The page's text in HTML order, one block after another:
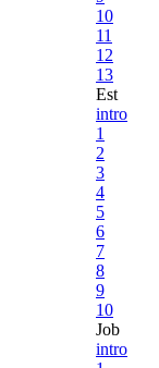
10
11
12
13
Est
intro
1
2
3
4
5
6
7
8
9
10
Job
intro